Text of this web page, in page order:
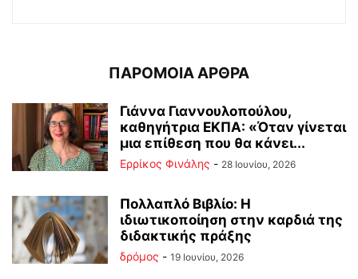
ΠΑΡΟΜΟΙΑ ΑΡΘΡΑ
Γιάννα Γιαννουλοπούλου,
καθηγήτρια ΕΚΠΑ: «Όταν γίνεται
μια επίθεση που θα κάνει...
Ερρίκος Φινάλης - 28 Ιουνίου, 2026
Πολλαπλό Βιβλίο: Η
ιδιωτικοποίηση στην καρδιά της
διδακτικής πράξης
δρόμος - 19 Ιουνίου, 2026